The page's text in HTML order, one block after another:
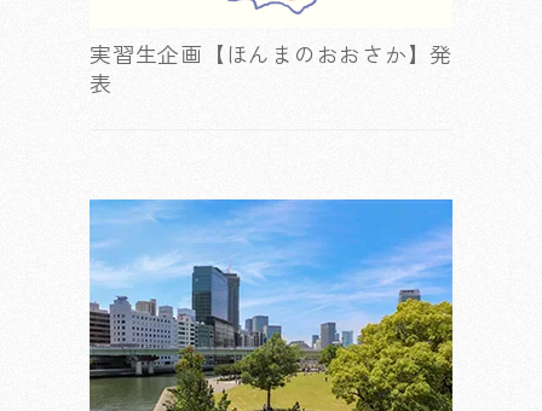
実習生企画【ほんまのおおさか】発
表